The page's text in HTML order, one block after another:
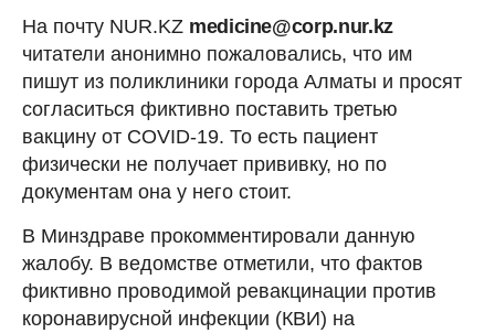
На почту NUR.KZ medicine@corp.nur.kz
читатели анонимно пожаловались, что им
пишут из поликлиники города Алматы и просят
согласиться фиктивно поставить третью
вакцину от COVID-19. То есть пациент
физически не получает прививку, но по
документам она у него стоит.
В Минздраве прокомментировали данную
жалобу. В ведомстве отметили, что фактов
фиктивно проводимой ревакцинации против
коронавирусной инфекции (КВИ) на